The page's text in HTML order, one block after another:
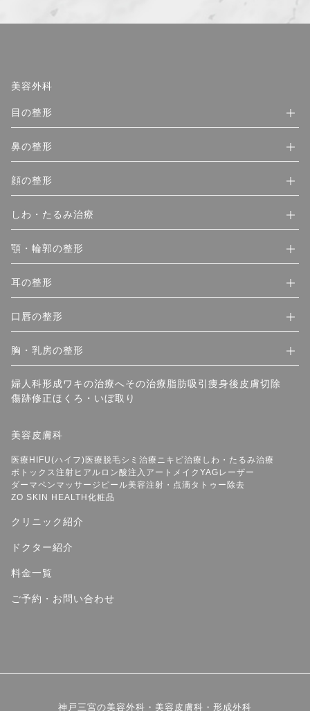
美容外科
目の整形
鼻の整形
顔の整形
しわ・たるみ治療
顎・輪郭の整形
耳の整形
口唇の整形
胸・乳房の整形
婦人科形成ワキの治療へその治療 脂肪吸引 痩身後皮膚切除
傷跡修正ほくろ・いぼ取り
美容皮膚科
医療HIFU(ハイフ)医療脱毛シミ治療 ニキビ治療 しわ・たるみ治療
ボトックス注射 ヒアルロン酸注入 アートメイク YAGレーザー
ダーマペン マッサージピール美容注射・点滴 タトゥー除去
ZO SKIN HEALTH化粧品
クリニック紹介
ドクター紹介
料金一覧
ご予約・お問い合わせ
神戸三宮の美容外科・美容皮膚科・形成外科